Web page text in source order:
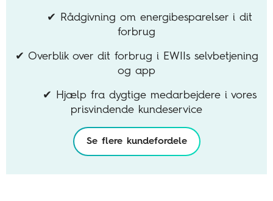
✔ Rådgivning om energibesparelser i dit
forbrug
✔ Overblik over dit forbrug i EWIIs selvbetjening
og app
✔ Hjælp fra dygtige medarbejdere i vores
prisvindende kundeservice
Se flere kundefordele